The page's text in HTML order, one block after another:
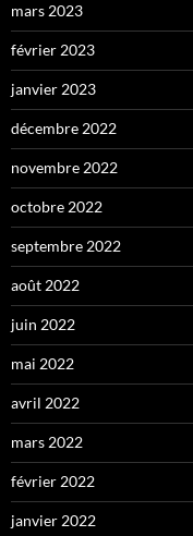
mars 2023
février 2023
janvier 2023
décembre 2022
novembre 2022
octobre 2022
septembre 2022
août 2022
juin 2022
mai 2022
avril 2022
mars 2022
février 2022
janvier 2022